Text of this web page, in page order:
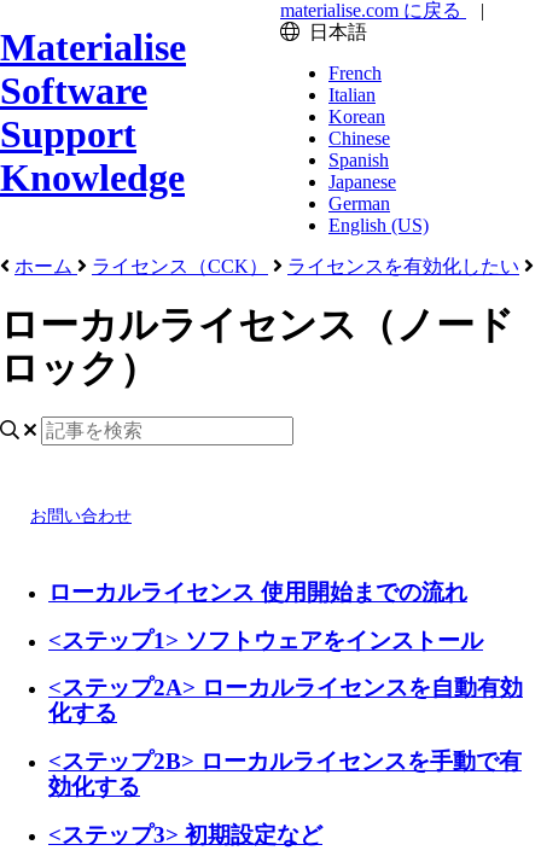
Materialise
Software
Support
Knowledge
materialise.com に戻る
|
日本語
French
Italian
Korean
Chinese
Spanish
Japanese
German
English (US)
ホーム
ライセンス（CCK） ライセンスを有効化したい
ローカルライセンス（ノード
ロック）
お問い合わせ
ローカルライセンス 使用開始までの流れ
<ステップ1> ソフトウェアをインストール
<ステップ2A> ローカルライセンスを自動有効
化する
<ステップ2B> ローカルライセンスを手動で有
効化する
<ステップ3> 初期設定など